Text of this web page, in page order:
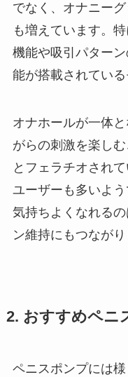
でなく、オナニー
も増えています。
機能や吸引パター
能が搭載されている
オナホールが一体
がらの刺激を楽し
とフェラチオされ
ユーザーも多いよ
気持ちよくなれる
ン維持にもつながり
2. おすすめペニ
ペニスポンプには